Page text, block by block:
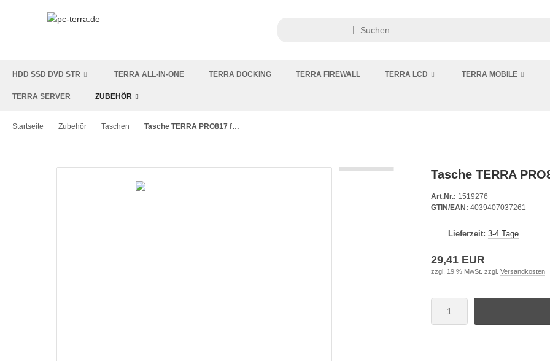
HDD SSD DVD STR TERRA ALL-IN-ONE TERRA DOCKING TERRA FIREWALL TERRA LCD TERRA MOBILE
TERRA SERVER ZUBEHÖR
Startseite Zubehör Taschen Tasche TERRA PRO817 für NB bis 17,3" (1519276)
Tasche TERRA
Art.Nr.: 1519276
GTIN/EAN: 4039407037261
Lieferzeit: 3-4 Tage
29,41 EUR
zzgl. 19 % MwSt. zzgl. Versandkosten